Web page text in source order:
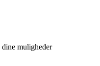
dine muligheder